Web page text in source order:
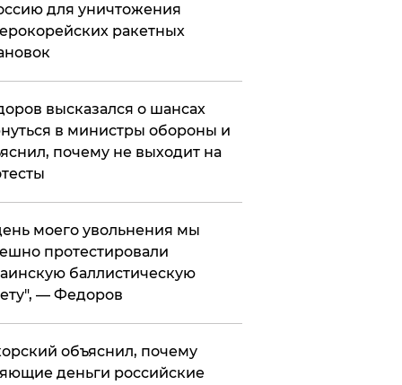
для уничтожения
ракетных
высказался о шансах
в министры обороны и
почему не выходит на
моего увольнения мы
протестировали
баллистическую
— Федоров
объяснил, почему
деньги российские